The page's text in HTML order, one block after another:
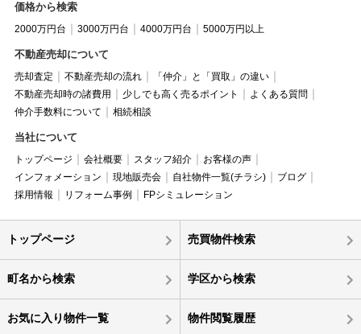
価格から検索
2000万円台 3000万円台 4000万円台 5000万円以上
不動産売却について
売却査定 不動産売却の流れ
「仲介」と「買取」の違い
不動産売却時の諸費用
少しでも高く売るポイント
よくある質問
仲介手数料について
相続相談
当社について
トップページ 会社概要 スタッフ紹介
お客様の声
インフォメーション
現地販売会 自社物件一覧(チラシ)
ブログ
採用情報
リフォーム事例 FPシミュレーション
トップページ 売買物件検索
町名から検索 学区から検索
お気に入り物件一覧 物件閲覧履歴